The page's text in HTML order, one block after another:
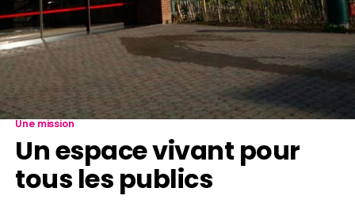
Une mission
Un espace vivant pour
tous les publics